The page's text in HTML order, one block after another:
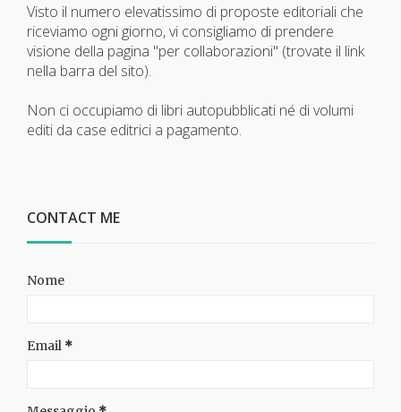
Visto il numero elevatissimo di proposte editoriali che
riceviamo ogni giorno, vi consigliamo di prendere
visione della pagina "per collaborazioni" (trovate il link
nella barra del sito).
Non ci occupiamo di libri autopubblicati né di volumi
editi da case editrici a pagamento.
CONTACT ME
Nome
Email *